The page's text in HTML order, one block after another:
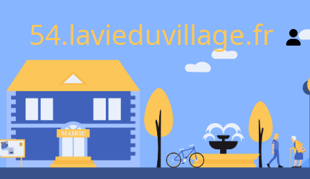
54.lavieduvillage.fr